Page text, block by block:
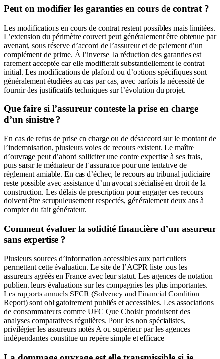
Peut on modifier les garanties en cours de contrat ?
Les modifications en cours de contrat restent possibles mais limitées.
L’extension du périmètre couvert peut généralement être obtenue par
avenant, sous réserve d’accord de l’assureur et de paiement d’un
complément de prime. À l’inverse, la réduction des garanties est
rarement acceptée car elle modifierait substantiellement le contrat
initial. Les modifications de plafond ou d’options spécifiques sont
généralement étudiées au cas par cas, avec parfois la nécessité de
fournir des justificatifs techniques sur l’évolution du projet.
Que faire si l’assureur conteste la prise en charge
d’un sinistre ?
En cas de refus de prise en charge ou de désaccord sur le montant de
l’indemnisation, plusieurs voies de recours existent. Le maître
d’ouvrage peut d’abord solliciter une contre expertise à ses frais,
puis saisir le médiateur de l’assurance pour une tentative de
règlement amiable. En cas d’échec, le recours au tribunal judiciaire
reste possible avec assistance d’un avocat spécialisé en droit de la
construction. Les délais de prescription pour engager ces recours
doivent être scrupuleusement respectés, généralement deux ans à
compter du fait générateur.
Comment évaluer la solidité financière d’un assureur
sans expertise ?
Plusieurs sources d’information accessibles aux particuliers
permettent cette évaluation. Le site de l’ACPR liste tous les
assureurs agréés en France avec leur statut. Les agences de notation
publient leurs évaluations sur les compagnies les plus importantes.
Les rapports annuels SFCR (Solvency and Financial Condition
Report) sont obligatoirement publiés et accessibles. Les associations
de consommateurs comme UFC Que Choisir produisent des
analyses comparatives régulières. Pour les non spécialistes,
privilégier les assureurs notés A ou supérieur par les agences
indépendantes constitue un repère simple et efficace.